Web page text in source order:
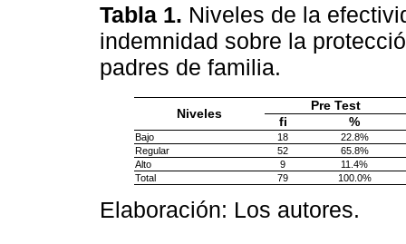
Tabla 1. Niveles de la
indemnidad sobre la
padres de familia.
Niveles
Pre Test
fi
%
Bajo 18
22.8%
Regular
52
65.8%
Alto
9
11.4%
Total
79 100.0%
Elaboración: Los autores.